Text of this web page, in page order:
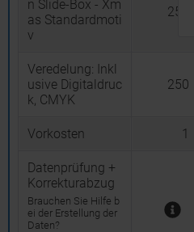
n Slide-Box - Xm
as Standardmoti
v
250
Veredelung: Inkl
usive Digitaldruc
k, CMYK
250
Vorkosten 1
Datenprüfung +
Korrekturabzug
Brauchen Sie Hilfe b
ei der Erstellung der
Daten?